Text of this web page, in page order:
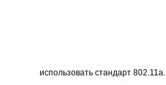
использовать стандарт 802.11a.